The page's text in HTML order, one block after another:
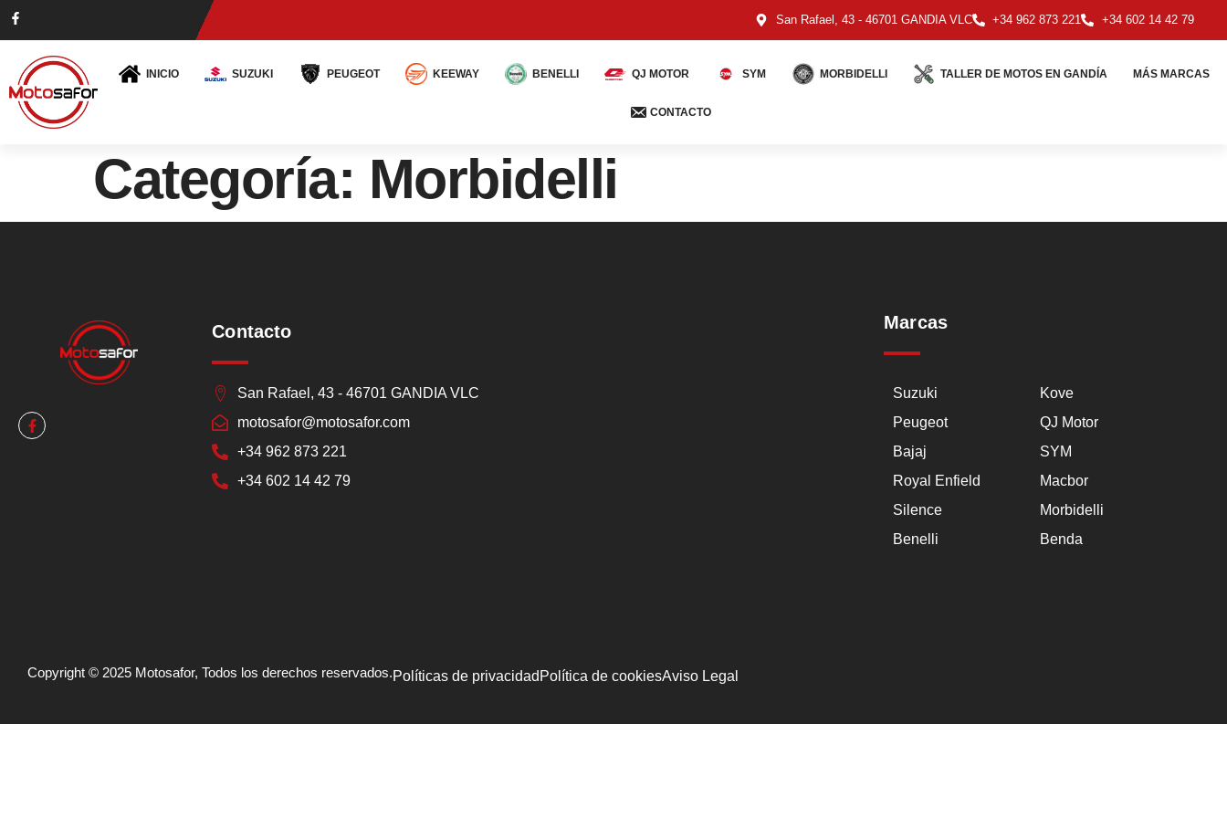
San Rafael, 43 - 46701 GANDIA VLC +34 962 873 221 +34 602 14 42 79
INICIO SUZUKI PEUGEOT KEEWAY BENELLI QJ MOTOR SYM MORBIDELLI TALLER DE MOTOS EN GANDÍA MÁS MARCAS
CONTACTO
Categoría: Morbidelli
Contacto
San Rafael, 43 - 46701 GANDIA VLC
motosafor@motosafor.com
+34 962 873 221
+34 602 14 42 79
Marcas
Suzuki
Peugeot
Bajaj
Royal Enfield
Silence
Benelli
Kove
QJ Motor
SYM
Macbor
Morbidelli
Benda
Copyright © 2025 Motosafor, Todos los derechos reservados.Políticas de privacidad Política de cookiesAviso Legal